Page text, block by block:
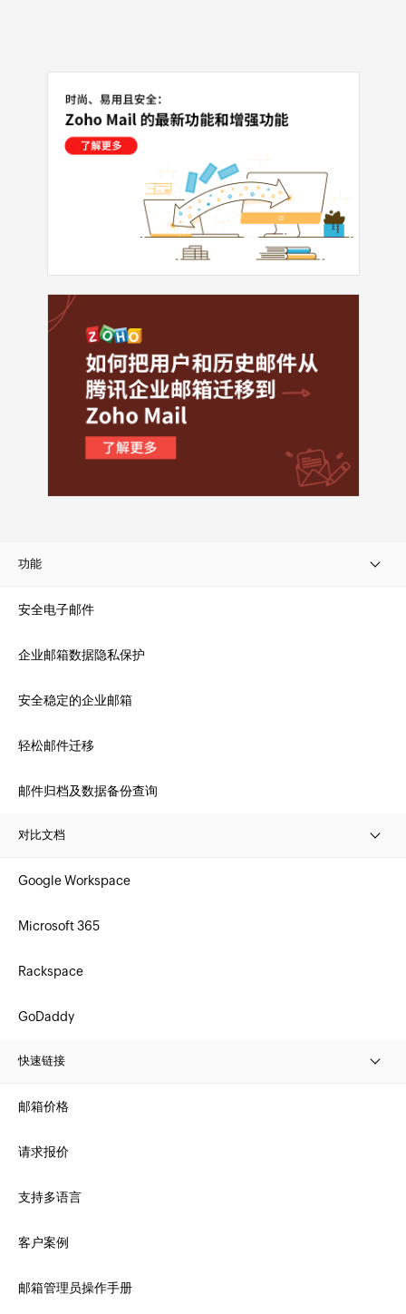
功能
安全电子邮件
企业邮箱数据隐私保护
安全稳定的企业邮箱
轻松邮件迁移
邮件归档及数据备份查询
对比文档
Google Workspace
Microsoft 365
Rackspace
GoDaddy
快速链接
邮箱价格
请求报价
支持多语言
客户案例
邮箱管理员操作手册